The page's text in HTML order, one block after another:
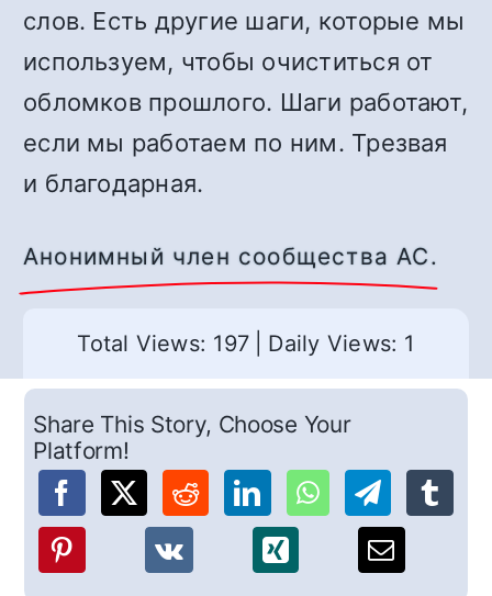
слов. Есть другие шаги, которые мы
используем, чтобы очиститься от
обломков прошлого. Шаги работают,
если мы работаем по ним. Трезвая
и благодарная.
Анонимный член сообщества АС.
Total Views: 197 Daily Views: 1
Share This Story, Choose Your
Platform!